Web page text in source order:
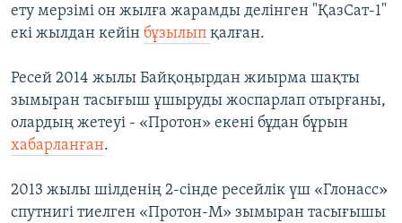
ету мерзімі он жылға жарамды делінген "ҚазСат-1"
екі жылдан кейін бұзылып қалған.
Ресей 2014 жылы Байқоңырдан жиырма шақты
зымыран тасығыш ұшыруды жоспарлап отырғаны,
олардың жетеуі - «Протон» екені бұдан бұрын
хабарланған.
2013 жылы шілденің 2-сінде ресейлік үш «Глонасс»
спутнигі тиелген «Протон-М» зымыран тасығышы